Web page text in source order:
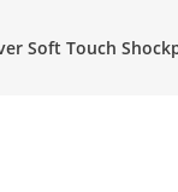
Soft Touch